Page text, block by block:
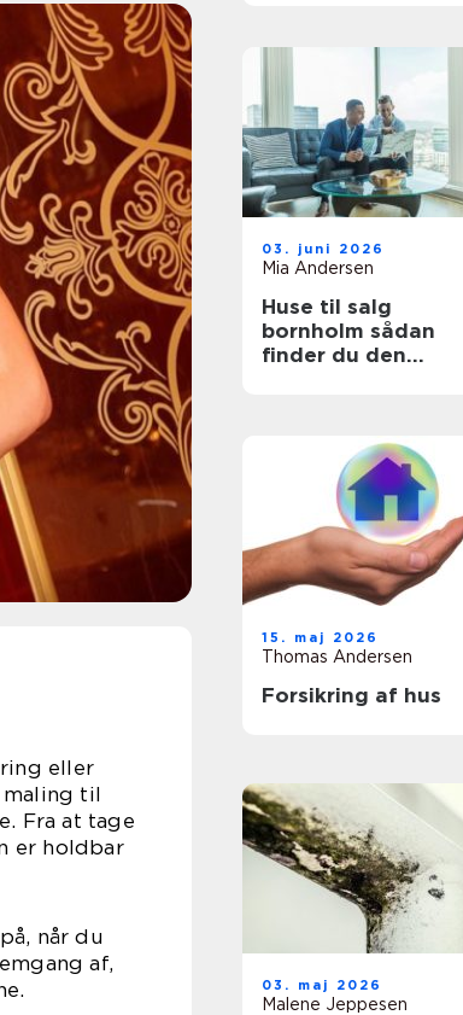
eller
til
Fra at tage
er holdbar
når du
af,
03. juni 2026
Mia Andersen
Huse til salg
bornholm sådan
finder du den
15. maj 2026
Thomas Andersen
Forsikring af hus
03. maj 2026
Malene Jeppesen